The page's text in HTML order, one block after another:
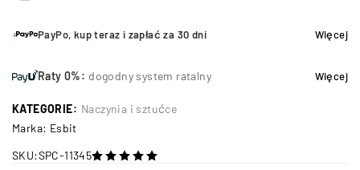
PayPo, kup teraz i zapłać za 30 dni Więcej
Raty 0%: dogodny system ratalny Więcej
KATEGORIE: Naczynia i sztućce
Marka: Esbit
SKU:SPC-11345